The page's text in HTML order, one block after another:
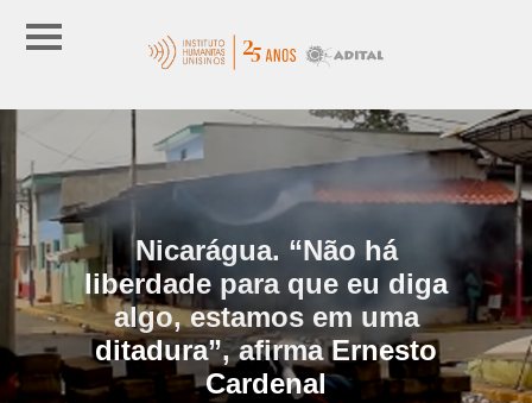
Nicarágua. “Não há
liberdade para que eu diga
algo, estamos em uma
ditadura”, afirma Ernesto
Cardenal